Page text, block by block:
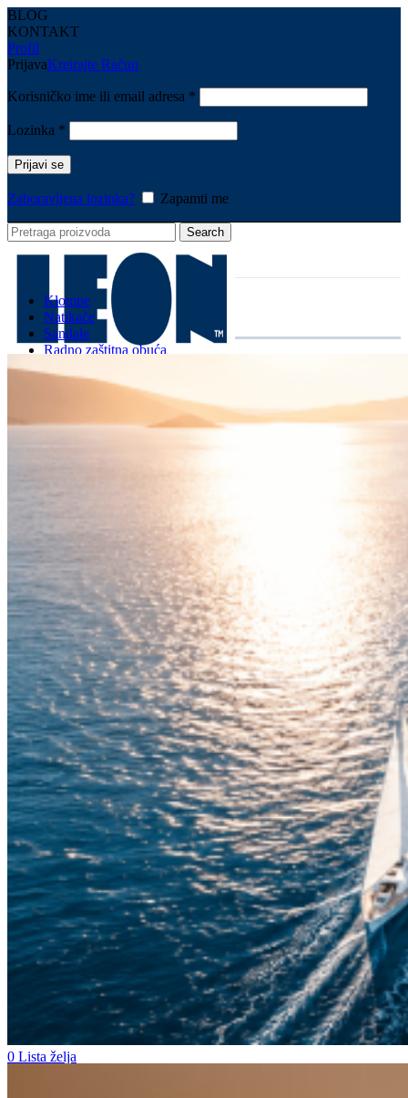
BLOG
KONTAKT
Profil
PrijavaKreirajte Račun
Korisničko ime ili email adresa *
Lozinka *
Prijavi se
Zaboravljena lozinka? Zapamti me
Search
Profil
Prijava
Kreirajte Račun
Korisničko ime ili email adresa*
Lozinka*
Prijavi se
Zaboravljena lozinka?
Zapamti me
0Lista želja
0items 0,00€
Menu
Profil
PrijavaKreirajte Račun
Korisničko ime ili email adresa*
Lozinka *
Prijavi se
Zaboravljena lozinka?
Zapamti me
0 Lista želja
Klompe
Natikače
Sandale
Radno zaštitna obuća
Muškarci
Search